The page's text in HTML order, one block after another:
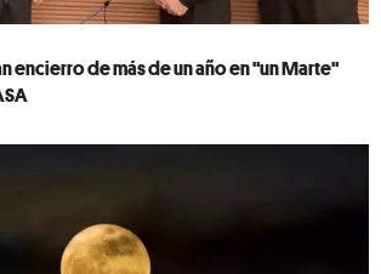
encierro de más de un año en "un Marte"